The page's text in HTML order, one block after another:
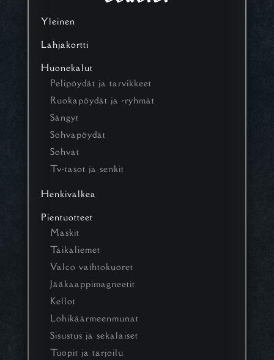
Yleinen
Lahjakortti
Huonekalut
Pelipöydät ja tarvikkeet
Ruokapöydät ja -ryhmät
Sängyt
Sohvapöydät
Sohvat
Tv-tasot ja senkit
Henkivalkea
Pientuotteet
Maskit
Taikaliemet
Valco vaihtokuoret
Jääkaappimagneetit
Kellot
Lohikäärmeenmunat
Sisustus ja sekalaiset
Tuopit ja tarjoilu